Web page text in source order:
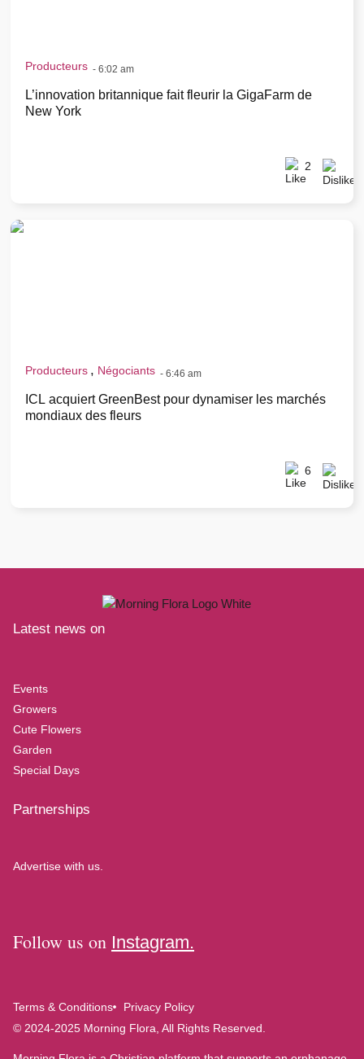
Producteurs - 6:02 am
L’innovation britannique fait fleurir la GigaFarm de
New York
2
Producteurs , Négociants - 6:46 am
ICL acquiert GreenBest pour dynamiser les marchés
mondiaux des fleurs
6
Latest news on
Events
Growers
Cute Flowers
Garden
Special Days
Partnerships
Advertise with us.
Follow us on Instagram.
Terms & Conditions
Privacy Policy
© 2024-2025 Morning Flora, All Rights Reserved.